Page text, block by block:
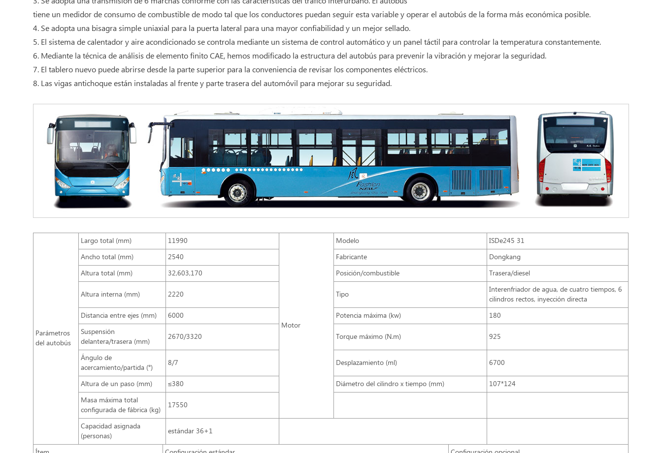
tiene un medidor de consumo de combustible de modo tal que los conductores puedan seguir esta variable y operar el autobús de la forma más económica posible.
4. Se adopta una bisagra simple uniaxial para la puerta lateral para una mayor confiabilidad y un mejor sellado.
5. El sistema de calentador y aire acondicionado se controla mediante un sistema de control automático y un panel táctil para controlar la temperatura constantemente.
6. Mediante la técnica de análisis de elemento finito CAE, hemos modificado la estructura del autobús para prevenir la vibración y mejorar la seguridad.
7. El tablero nuevo puede abrirse desde la parte superior para la conveniencia de revisar los componentes eléctricos.
8. Las vigas antichoque están instaladas al frente y parte trasera del automóvil para mejorar su seguridad.
Parámetros
del autobús
Largo total (mm) 11990
Motor
Modelo
ISDe245 31
Ancho total (mm)
2540 Fabricante
Dongkang
Altura total (mm)
32,603,170 Posición/combustible Trasera/diesel
Altura interna (mm) 2220 Tipo
Interenfriador de agua, de cuatro tiempos, 6
cilindros rectos, inyección directa
Distancia entre ejes (mm)
6000 Potencia máxima (kw)
180
Suspensión
delantera/trasera (mm)
2670/3320 Torque máximo (N.m) 925
Ángulo de
acercamiento/partida (°)
8/7 Desplazamiento (ml) 6700
Altura de un paso (mm) ≤380 Diámetro del cilindro x tiempo (mm)
107*124
Masa máxima total
configurada de fábrica (kg)
17550
Capacidad asignada
(personas)
estándar 36+1